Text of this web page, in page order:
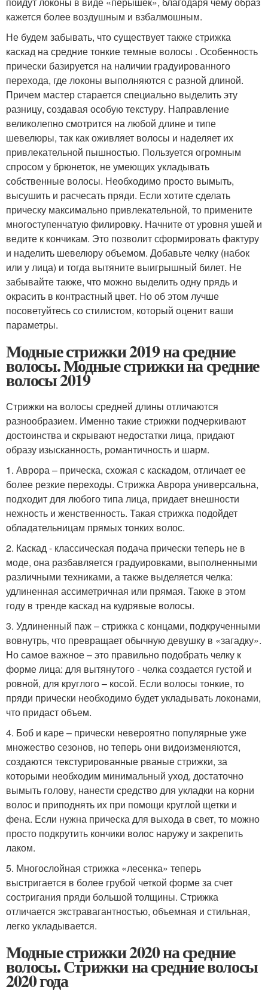
кажется более воздушным и взбалмошным.
Не будем забывать, что существует также стрижка
каскад на средние тонкие темные волосы . Особенность
прически базируется на наличии градуированного
перехода, где локоны выполняются с разной длиной.
Причем мастер старается специально выделить эту
разницу, создавая особую текстуру. Направление
великолепно смотрится на любой длине и типе
шевелюры, так как оживляет волосы и наделяет их
привлекательной пышностью. Пользуется огромным
спросом у брюнеток, не умеющих укладывать
собственные волосы. Необходимо просто вымыть,
высушить и расчесать пряди. Если хотите сделать
прическу максимально привлекательной, то примените
многоступенчатую филировку. Начните от уровня ушей и
ведите к кончикам. Это позволит сформировать фактуру
и наделить шевелюру объемом. Добавьте челку (набок
или у лица) и тогда вытяните выигрышный билет. Не
забывайте также, что можно выделить одну прядь и
окрасить в контрастный цвет. Но об этом лучше
посоветуйтесь со стилистом, который оценит ваши
параметры.
Модные стрижки 2019 на средние
волосы. Модные стрижки на средние
волосы 2019
Стрижки на волосы средней длины отличаются
разнообразием. Именно такие стрижки подчеркивают
достоинства и скрывают недостатки лица, придают
образу изысканность, романтичность и шарм.
1. Аврора – прическа, схожая с каскадом, отличает ее
более резкие переходы. Стрижка Аврора универсальна,
подходит для любого типа лица, придает внешности
нежность и женственность. Такая стрижка подойдет
обладательницам прямых тонких волос.
2. Каскад - классическая подача прически теперь не в
моде, она разбавляется градуировками, выполненными
различными техниками, а также выделяется челка:
удлиненная ассиметричная или прямая. Также в этом
году в тренде каскад на кудрявые волосы.
3. Удлиненный паж – стрижка с концами, подкрученными
вовнутрь, что превращает обычную девушку в «загадку».
Но самое важное – это правильно подобрать челку к
форме лица: для вытянутого - челка создается густой и
ровной, для круглого – косой. Если волосы тонкие, то
пряди прически необходимо будет укладывать локонами,
что придаст объем.
4. Боб и каре – прически невероятно популярные уже
множество сезонов, но теперь они видоизменяются,
создаются текстурированные рваные стрижки, за
которыми необходим минимальный уход, достаточно
вымыть голову, нанести средство для укладки на корни
волос и приподнять их при помощи круглой щетки и
фена. Если нужна прическа для выхода в свет, то можно
просто подкрутить кончики волос наружу и закрепить
лаком.
5. Многослойная стрижка «лесенка» теперь
выстригается в более грубой четкой форме за счет
состригания пряди большой толщины. Стрижка
отличается экстравагантностью, объемная и стильная,
легко укладывается.
Модные стрижки 2020 на средние
волосы. Стрижки на средние волосы
2020 года